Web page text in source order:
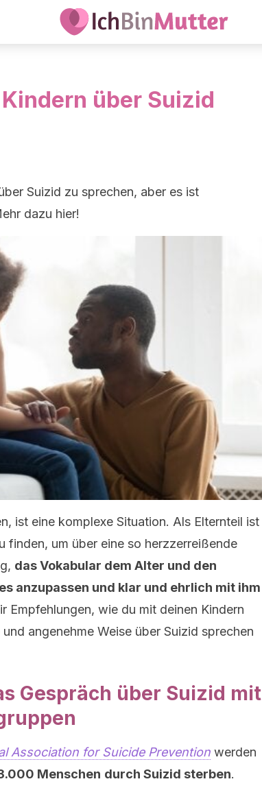
über Suizid
Suizid zu sprechen, aber es ist
dazu hier!
ist eine komplexe Situation. Als Elternteil ist
finden, um über eine so herzzerreißende
das Vokabular dem Alter und den
anzupassen und klar und ehrlich mit ihm
Empfehlungen, wie du mit deinen Kindern
angenehme Weise über Suizid sprechen
Gespräch über Suizid mit
Association for Suicide Prevention werden
Menschen durch Suizid sterben.